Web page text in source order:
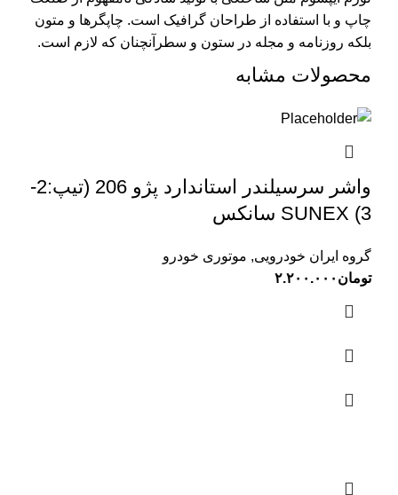
چاپ و با استفاده از طراحان گرافیک است. چاپگرها و متون
بلکه روزنامه و مجله در ستون و سطرآنچنان که لازم است.
محصولات مشابه
واشر سرسیلندر استاندارد پژو 206 (تیپ:2-
3) SUNEX سانکس
گروه ایران خودرویی, موتوری خودرو
تومان ۲.۲۰۰.۰۰۰